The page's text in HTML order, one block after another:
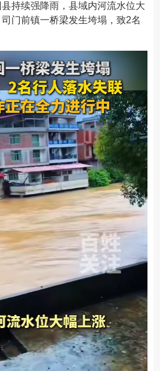
持续强降雨，县域内河流水位大
门前镇一桥梁发生垮塌，致2名